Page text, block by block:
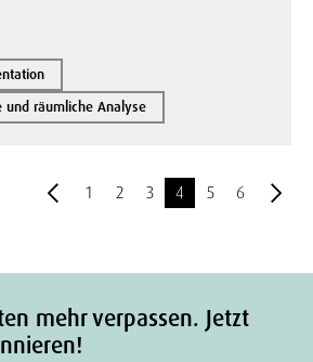
und räumliche Analyse
1 2 3 4 5 6
mehr verpassen. Jetzt